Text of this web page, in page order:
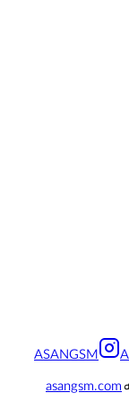
ASANGSM
asangsm.com